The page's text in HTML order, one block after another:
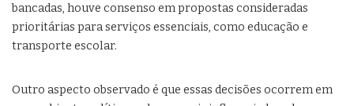
bancadas, houve consenso em propostas consideradas
prioritárias para serviços essenciais, como educação e
transporte escolar.
Outro aspecto observado é que essas decisões ocorrem em